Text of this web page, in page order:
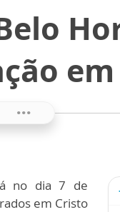
em
no dia 7 de
em Cristo